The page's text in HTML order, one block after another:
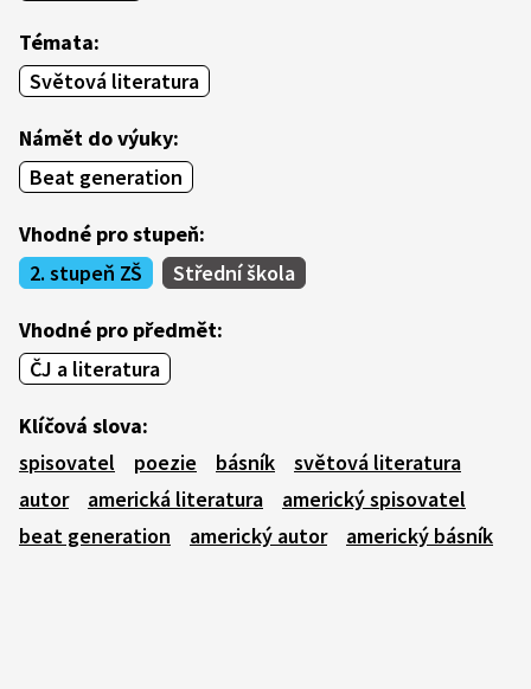
Témata:
Světová literatura
Námět do výuky:
Beat generation
Vhodné pro stupeň:
2. stupeň ZŠ
Střední škola
Vhodné pro předmět:
ČJ a literatura
Klíčová slova:
spisovatel
poezie básník
světová literatura
autor
americká literatura
americký spisovatel
beat generation
americký autor americký básník